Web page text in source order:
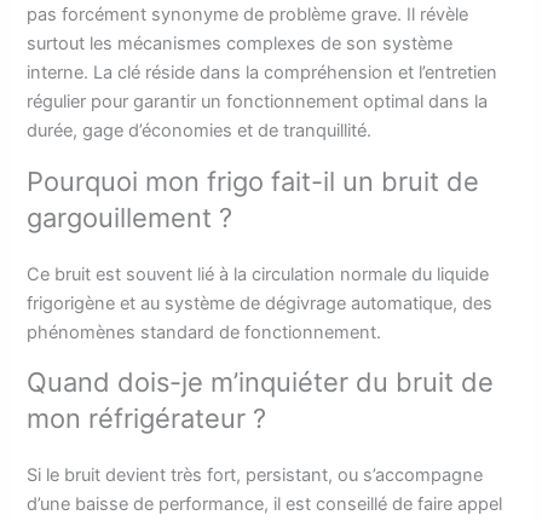
pas forcément synonyme de problème grave. Il révèle
surtout les mécanismes complexes de son système
interne. La clé réside dans la compréhension et l’entretien
régulier pour garantir un fonctionnement optimal dans la
durée, gage d’économies et de tranquillité.
Pourquoi mon frigo fait-il un bruit de
gargouillement ?
Ce bruit est souvent lié à la circulation normale du liquide
frigorigène et au système de dégivrage automatique, des
phénomènes standard de fonctionnement.
Quand dois-je m’inquiéter du bruit de
mon réfrigérateur ?
Si le bruit devient très fort, persistant, ou s’accompagne
d’une baisse de performance, il est conseillé de faire appel